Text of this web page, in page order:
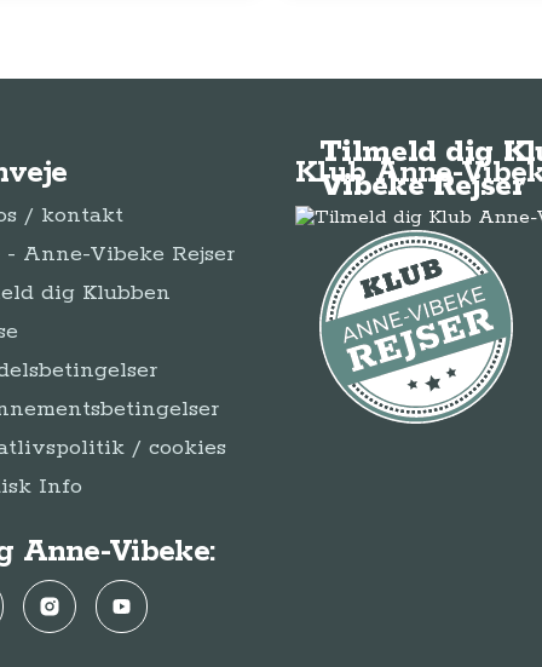
/ kontakt
- Anne-Vibeke Rejser
dig Klubben
/ cookies
Info
Anne-Vibeke:
InstagramYouTube
Klub Anne-
Tilmeld dig
Vibeke Rejser